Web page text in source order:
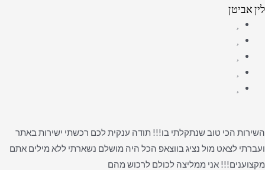
לין אביטן
השירות הכי טוב שנתקלתי בו!!! תודה ענקית לכם רכשתי ישירות באתר
ועברתי לצאט מול נציג בווצאפ הכל היה מושלם נשארתי ללא מילים אתם
מקצוענים!!! אני ממליצה לכולם לרכוש מהם